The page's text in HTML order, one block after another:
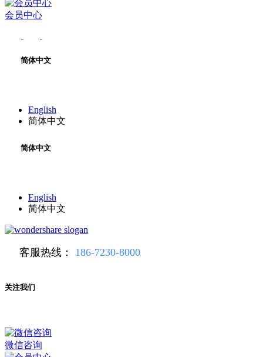
会员中心
简体中文
English
简体中文
简体中文
English
简体中文
客服热线： 186-7230-8000
关注我们
微信咨询